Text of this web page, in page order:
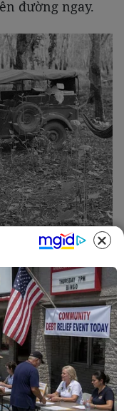
đường ngay.
Thông tấn xã đưa tin,
1975. (Ảnh: TTXVN)
các anh Vũ Tạo,
Thụ là phóng
biệt phái sang
xã Nhiếp
trải qua nhiều
đã quen với